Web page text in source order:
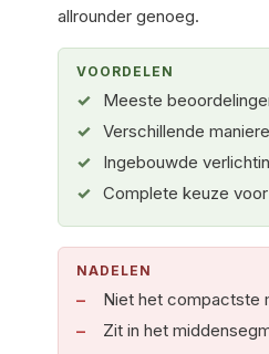
allrounder genoeg.
VOORDELEN
Meeste
Verschillende
Ingebouwde
Complete keuze
NADELEN
Niet het compactste
Zit in het